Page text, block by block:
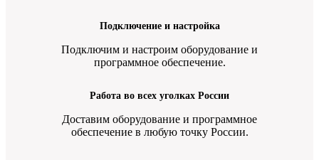
Подключение и настройка
Подключим и настроим оборудование и
программное обеспечение.
Работа во всех уголках России
Доставим оборудование и программное
обеспечение в любую точку России.